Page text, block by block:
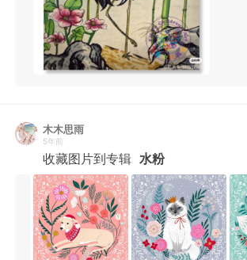
木木思雨
5年前
收藏图片到专辑 水粉